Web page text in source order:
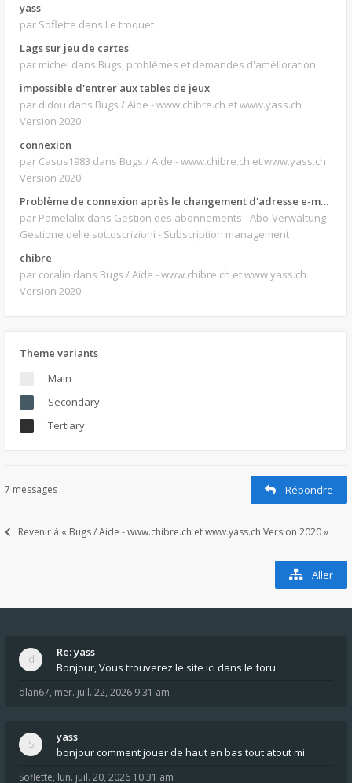
yass
par Soflette dans Le troquet
Lags sur jeu de cartes
par michel dans Bugs, problèmes et demandes d'amélioration
impossible d'entrer aux tables de jeux
par didou dans Bugs / Aide - www.chibre.ch et www.yass.ch
Version 2020
connexion
par Casus1983 dans Bugs / Aide - www.chibre.ch et www.yass.ch
Version 2020
Problème de connexion après le changement d'adresse e-mail.
par Pamelalix dans Gestion des abonnements - Abo-Verwaltung -
Gestione delle sottoscrizioni - Subscription management
chibre
par coralin dans Bugs / Aide - www.chibre.ch et www.yass.ch
Version 2020
Theme variants
Main
Secondary
Tertiary
7 messages Répondre
Revenir à « Bugs / Aide - www.chibre.ch et www.yass.ch Version 2020 »
Aller
Re: yass
Bonjour, Vous trouverez le site ici dans le foru
dlan67, mer. juil. 22, 2026 9:31 am
yass
bonjour comment jouer de haut en bas tout atout mi
Soflette, lun. juil. 20, 2026 10:31 am